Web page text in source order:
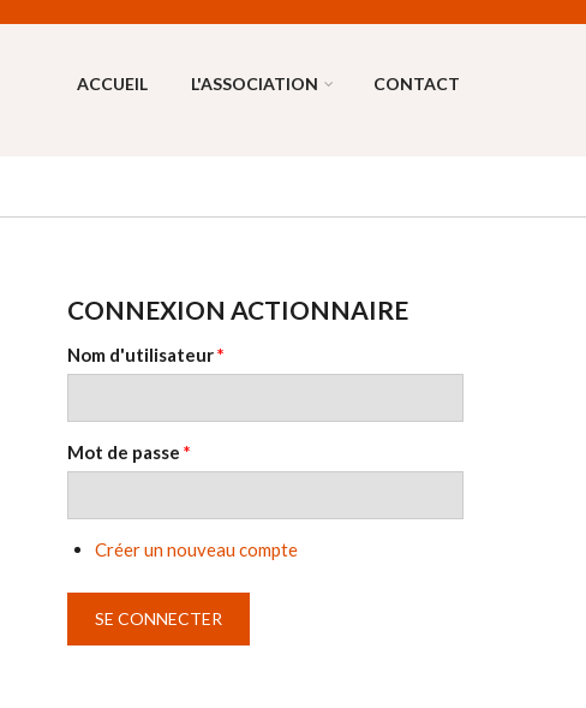
ACCUEIL L'ASSOCIATION CONTACT
CONNEXION ACTIONNAIRE
Nom d'utilisateur*
Mot de passe *
Créer un nouveau compte